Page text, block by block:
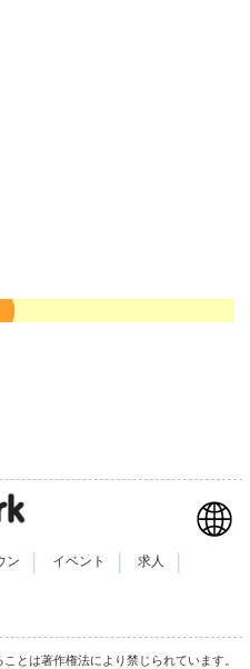
ン イベント 求人
とは著作権法により禁じられています。